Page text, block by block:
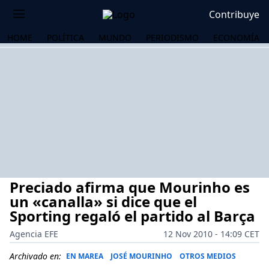
Contribuye
HOME POLÍTICA MUNDO PERIODISMO ECONOMÍA
Preciado afirma que Mourinho es
un «canalla» si dice que el
Sporting regaló el partido al Barça
Agencia EFE
12 Nov 2010 - 14:09 CET
Archivado en: EN MAREA JOSÉ MOURINHO OTROS MEDIOS